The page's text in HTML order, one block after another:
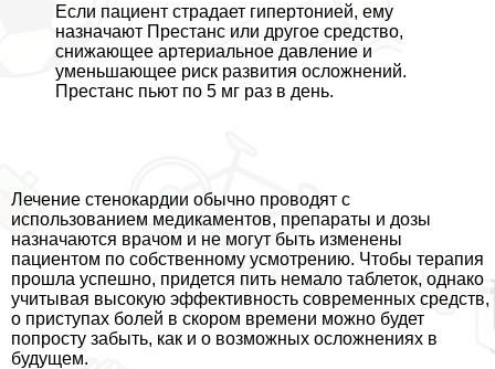
Если пациент страдает гипертонией, ему
назначают Престанс или другое средство,
снижающее артериальное давление и
уменьшающее риск развития осложнений.
Престанс пьют по 5 мг раз в день.
Лечение стенокардии обычно проводят с
использованием медикаментов, препараты и дозы
назначаются врачом и не могут быть изменены
пациентом по собственному усмотрению. Чтобы терапия
прошла успешно, придется пить немало таблеток, однако
учитывая высокую эффективность современных средств,
о приступах болей в скором времени можно будет
попросту забыть, как и о возможных осложнениях в
будущем.